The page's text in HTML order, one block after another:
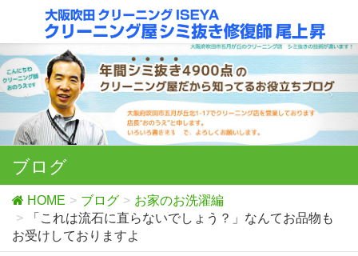
ブログ
HOME ブログ
お家のお洗濯編
「これは流石に直らないでしょう？」なんてお品物も
お受けしておりますよ